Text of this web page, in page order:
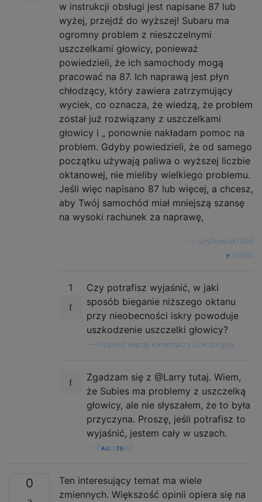
w instrukcji obsługi jest napisane 87 lub
wyżej, przejdź do wyższej! Subaru ma
ogromny problem z nieszczelnymi
uszczelkami głowicy, ponieważ
powiedzieli, że ich samochody mogą
pracować na 87. Ich naprawą jest płyn
chłodzący, który zawiera zatrzymujący
wyciek, co oznacza, że ​​wiedzą, że problem
został już rozwiązany z uszczelkami
głowicy i „ ponownie nakładam pomoc na
problem. Gdyby powiedzieli, że od samego
początku używają paliwa o wyższej liczbie
oktanowej, nie mieliby wielkiego problemu.
Jeśli więc napisano 87 lub więcej, a chcesz,
aby Twój samochód miał mniejszą szansę
na wysoki rachunek za naprawę,
użytkownik7006
źródło
1
Czy potrafisz wyjaśnić, w jaki
sposób bieganie niższego oktanu
przy nieobecności iskry powoduje
uszkodzenie uszczelki głowicy?
Przenieś więcej komentarzy Link do góry
Zgadzam się z @Larry tutaj. Wiem,
że Subies ma problemy z uszczelką
głowicy, ale nie słyszałem, że to była
przyczyna. Proszę, jeśli potrafisz to
wyjaśnić, jestem cały w uszach.
Pᴀᴜʟsᴛᴇʀ2
0
Ten interesujący temat ma wiele
zmiennych. Większość opinii opiera się na